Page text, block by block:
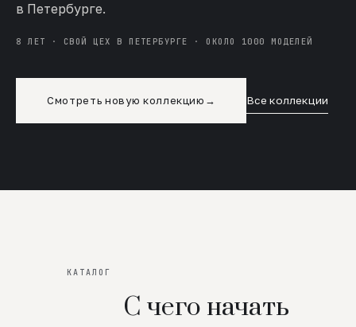
в Петербурге.
8 ЛЕТ · СВОЙ ЦЕХ В ПЕТЕРБУРГЕ · ОКОЛО 1000 МОДЕЛЕЙ
Смотреть новую коллекцию → Все коллекции
КАТАЛОГ
С чего начать